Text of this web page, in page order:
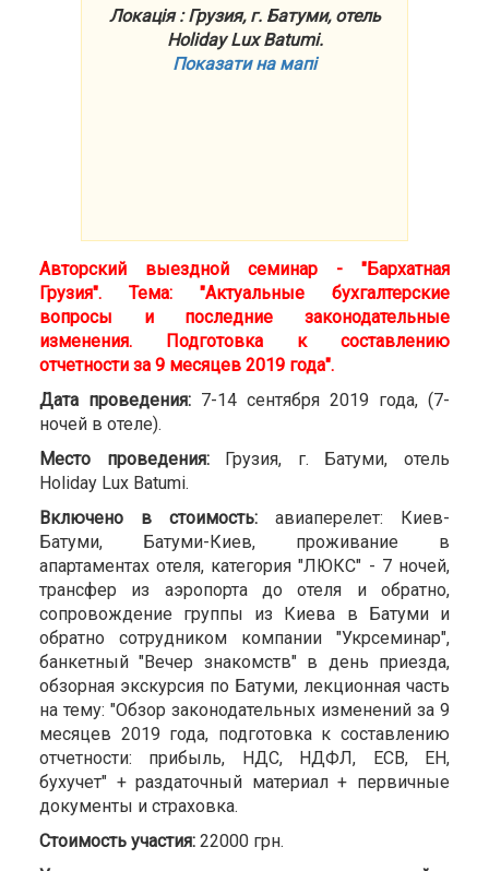
Локація : Грузия, г. Батуми, отель
Holiday Lux Batumi.
Показати на мапі
Авторский выездной семинар - "Бархатная
Грузия". Тема: "Актуальные бухгалтерские
вопросы и последние законодательные
изменения. Подготовка к составлению
отчетности за 9 месяцев 2019 года".
Дата проведения:7-14 сентября 2019 года, (7-
ночей в отеле).
Место проведения: Грузия, г. Батуми, отель
Holiday Lux Batumi.
Включено в стоимость:авиаперелет: Киев-
Батуми, Батуми-Киев, проживание в
апартаментах отеля, категория "ЛЮКС" - 7 ночей,
трансфер из аэропорта до отеля и обратно,
сопровождение группы из Киева в Батуми и
обратно сотрудником компании "Укрсеминар",
банкетный "Вечер знакомств" в день приезда,
обзорная экскурсия по Батуми, лекционная часть
на тему: "Обзор законодательных изменений за 9
месяцев 2019 года, подготовка к составлению
отчетности: прибыль, НДС, НДФЛ, ЕСВ, ЕН,
бухучет" + раздаточный материал + первичные
документы и страховка.
Стоимость участия: 22000 грн.